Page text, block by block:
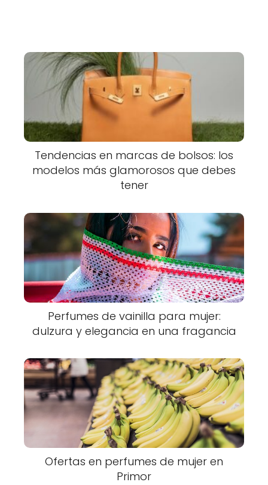
Tendencias en marcas de bolsos: los
modelos más glamorosos que debes
tener
Perfumes de vainilla para mujer:
dulzura y elegancia en una fragancia
Ofertas en perfumes de mujer en
Primor